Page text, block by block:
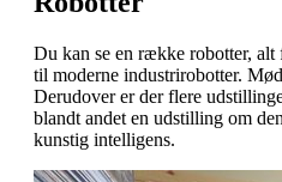
Du kan se en række robotter,
til moderne industrirobotter.
Derudover er der flere
blandt andet en udstilling om
kunstig intelligens.